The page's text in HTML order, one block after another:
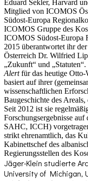
Eduard Sekler, Harvard
Mitglied von ICOMOS
Südost-Europa
ICOMOS Gruppe des
ICOMOS Südost-Europa
2015 überantwortet ihr
Österreich Dr. Wilfried
„Zukunft“ und
Alertfür das heutige Otto-
basiert auf ihrer
wissenschaftlichen
Baugeschichte des
Seit 2012 ist sie
Forschungsergebnisse
SAHC, ICCH)
strikt ehrenamtlich, das
Kabinettschef des
Regierungsstellen des
Jäger-Klein studierte
University of Michigan,